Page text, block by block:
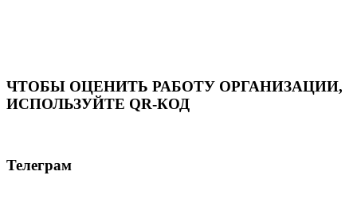
ЧТОБЫ ОЦЕНИТЬ РАБОТУ ОРГАНИЗАЦИИ,
ИСПОЛЬЗУЙТЕ QR-КОД
Телеграм